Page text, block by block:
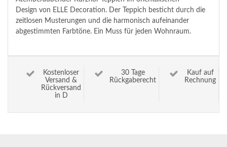
Design von ELLE Decoration. Der Teppich besticht durch die
zeitlosen Musterungen und die harmonisch aufeinander
abgestimmten Farbtöne. Ein Muss für jeden Wohnraum.
Kostenloser
Versand &
Rückversand
in D
30 Tage
Rückgaberecht
Kauf auf
Rechnung